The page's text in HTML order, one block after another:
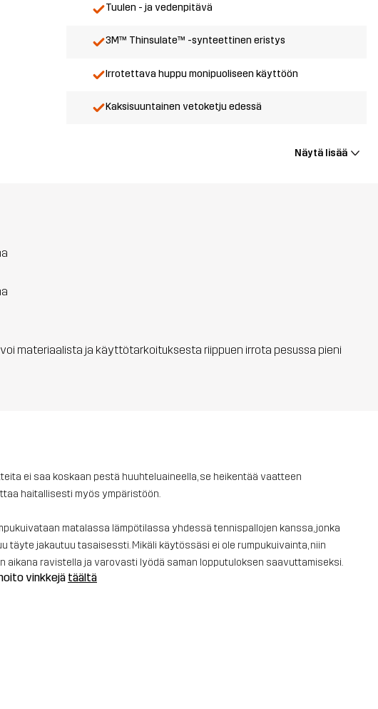
Tuulen - ja vedenpitävä
3M™ Thinsulate™ -synteettinen eristys
Irrotettava huppu monipuoliseen käyttöön
Kaksisuuntainen vetoketju edessä
Näytä lisää
materiaalista ja käyttötarkoituksesta riippuen irrota pesussa pieni
ei saa koskaan pestä huuhteluaineella, se heikentää vaatteen
haitallisesti myös ympäristöön.
matalassa lämpötilassa yhdessä tennispallojen kanssa, jonka
täyte jakautuu tasaisessti. Mikäli käytössäsi ei ole rumpukuivainta, niin
aikana ravistella ja varovasti lyödä saman lopputuloksen saavuttamiseksi.
vinkkejä täältä